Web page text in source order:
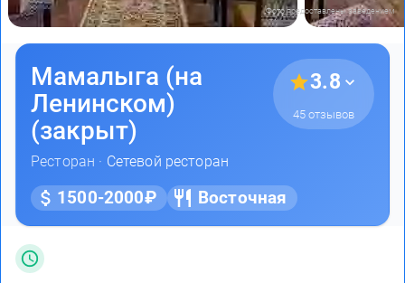
Фото предоставлены заведением
Мамалыга (на
Ленинском)
(закрыт)
Ресторан · Сетевой ресторан
3.8
45 отзывов
1500-2000₽ Восточная